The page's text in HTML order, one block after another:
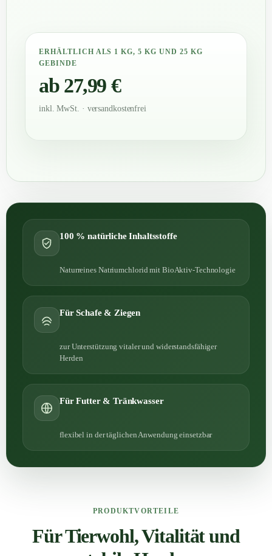
ERHÄLTLICH ALS 1 KG, 5 KG UND 25 KG
GEBINDE
ab 27,99 €
inkl. MwSt. · versandkostenfrei
100 % natürliche Inhaltsstoffe
Naturreines Natriumchlorid mit BioAktiv-Technologie
Für Schafe & Ziegen
zur Unterstützung vitaler und widerstandsfähiger
Herden
Für Futter & Tränkwasser
flexibel in der täglichen Anwendung einsetzbar
PRODUKTVORTEILE
Für Tierwohl, Vitalität und